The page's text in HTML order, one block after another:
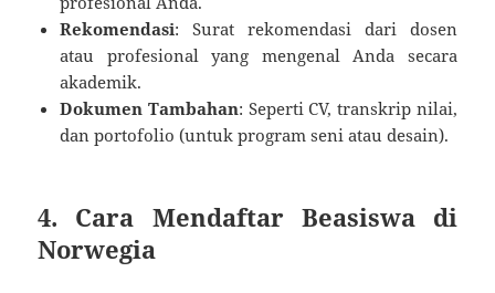
Rekomendasi: Surat rekomendasi dari dosen
atau profesional yang mengenal Anda secara
akademik.
Dokumen Tambahan: Seperti CV, transkrip nilai,
dan portofolio (untuk program seni atau desain).
4. Cara Mendaftar Beasiswa di
Norwegia